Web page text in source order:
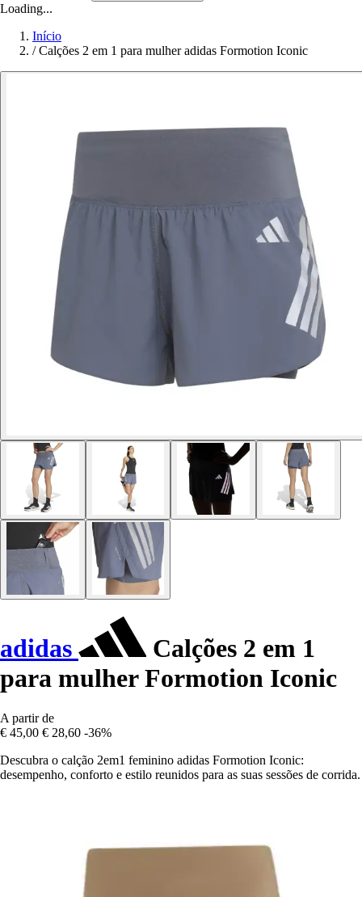
Loading...
Início
/ Calções 2 em 1 para mulher adidas Formotion Iconic
adidas
Calções 2 em 1
para mulher Formotion Iconic
A partir de
€ 45,00 € 28,60 -36%
Descubra o calção 2em1 feminino adidas Formotion Iconic:
desempenho, conforto e estilo reunidos para as suas sessões de corrida.